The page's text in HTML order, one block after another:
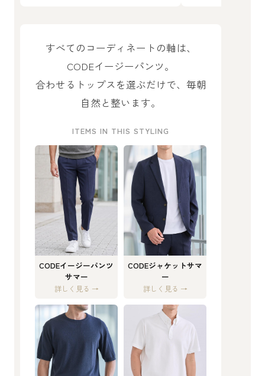
すべてのコーディネートの軸は、
CODEイージーパンツ。
合わせるトップスを選ぶだけで、毎朝
自然と整います。
ITEMS IN THIS STYLING
CODEイージーパンツ
サマー
詳しく見る →
CODEジャケットサマ
ー
詳しく見る →